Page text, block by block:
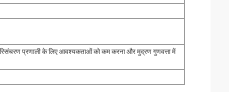
प्रणाली के लिए आवश्यकताओं को कम करना और मुद्रण गुणवत्ता में